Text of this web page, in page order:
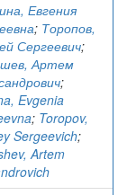
Евгения
; Торопов,
Сергеевич;
Артем
;
Evgenia
; Toropov,
Sergeevich;
Artem